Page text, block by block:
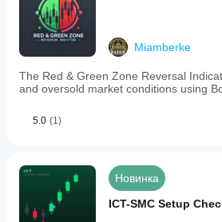
Miamberke
The Red & Green Zone Reversal
and oversold market conditions using
5.0 (1)
Новинка
ICT-SMC Setup